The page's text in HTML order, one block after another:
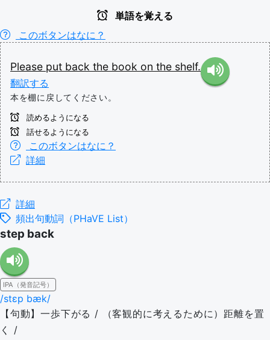
単語を覚える
このボタンはなに？
Please put back the book on the shelf.
翻訳する
本を棚に戻してください。
読めるようになる
話せるようになる
このボタンはなに？
詳細
詳細
頻出句動詞（PHaVE List）
step back
IPA（発音記号）
/stɛp bæk/
【句動】一歩下がる / （客観的に考えるために）距離を置
く /